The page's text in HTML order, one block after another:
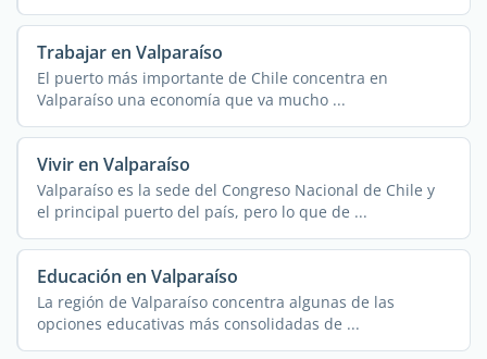
Trabajar en Valparaíso
El puerto más importante de Chile concentra en
Valparaíso una economía que va mucho ...
Vivir en Valparaíso
Valparaíso es la sede del Congreso Nacional de Chile y
el principal puerto del país, pero lo que de ...
Educación en Valparaíso
La región de Valparaíso concentra algunas de las
opciones educativas más consolidadas de ...